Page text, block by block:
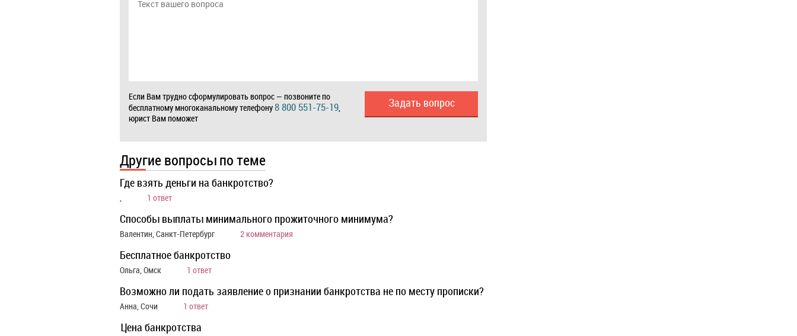
Если Вам трудно сформулировать вопрос — позвоните по
бесплатному многоканальному телефону8 800 551-75-19,
юрист Вам поможет
Задать вопрос
Другие вопросы по теме
Где взять деньги на банкротство?
, 1 ответ
Способы выплаты минимального прожиточного минимума?
Валентин, Санкт-Петербург 2 комментария
Бесплатное банкротство
Ольга, Омск 1 ответ
Возможно ли подать заявление о признании банкротства не по месту прописки?
Анна, Сочи 1 ответ
Цена банкротства